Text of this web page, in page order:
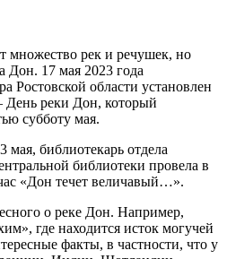
множество рек и речушек, но
Дон. 17 мая 2023 года
Ростовской области установлен
День реки Дон, который
субботу мая.
мая, библиотекарь отдела
библиотеки провела в
«Дон течет величавый…».
о реке Дон. Например,
где находится исток могучей
факты, в частности, что у